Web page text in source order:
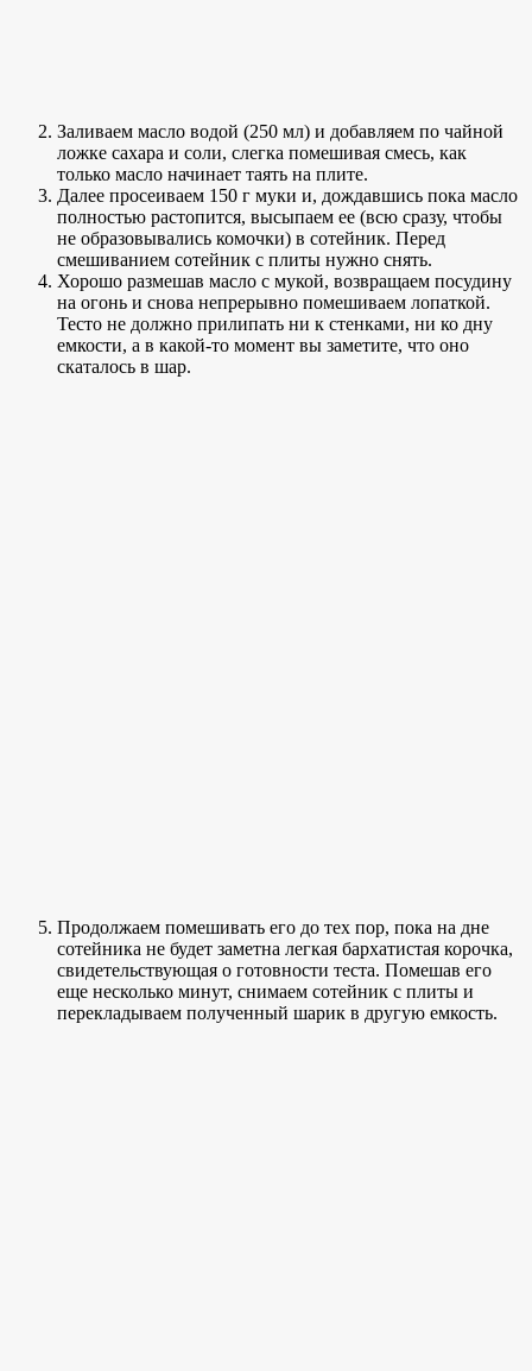
Заливаем масло водой (250 мл) и добавляем по чайной
ложке сахара и соли, слегка помешивая смесь, как
только масло начинает таять на плите.
Далее просеиваем 150 г муки и, дождавшись пока масло
полностью растопится, высыпаем ее (всю сразу, чтобы
не образовывались комочки) в сотейник. Перед
смешиванием сотейник с плиты нужно снять.
Хорошо размешав масло с мукой, возвращаем посудину
на огонь и снова непрерывно помешиваем лопаткой.
Тесто не должно прилипать ни к стенками, ни ко дну
емкости, а в какой-то момент вы заметите, что оно
скаталось в шар.
Продолжаем помешивать его до тех пор, пока на дне
сотейника не будет заметна легкая бархатистая корочка,
свидетельствующая о готовности теста. Помешав его
еще несколько минут, снимаем сотейник с плиты и
перекладываем полученный шарик в другую емкость.